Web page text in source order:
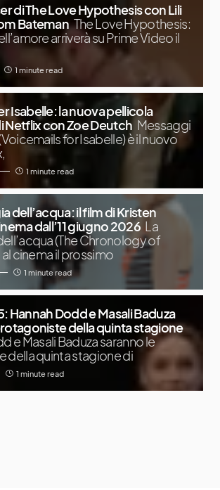
di The Love Hypothesis con Lili
Bateman The Love Hypothesis:
arriverà su Prime Video il
1 minute read
Isabelle: la nuova pellicola
Netflix con Zoe Deutch Messaggi
for Isabelle) è il nuovo
1 minute read
dell’acqua: il film di Kristen
dall’11 giugno 2026 La
(The Chronology of
cinema il prossimo
1 minute read
Hannah Dodd e Masali Baduza
della quinta stagione
e Masali Baduza saranno le
della quinta stagione di
1 minute read